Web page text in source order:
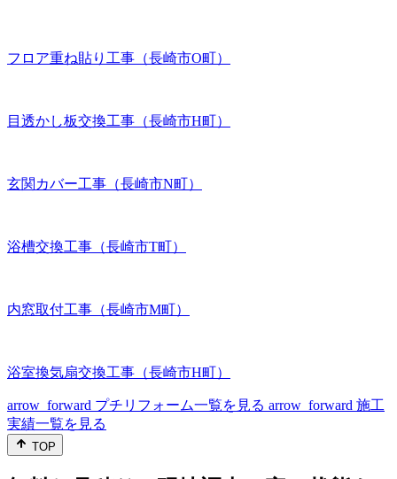
フロア重ね貼り工事（長崎市O町）
目透かし板交換工事（長崎市H町）
玄関カバー工事（長崎市N町）
浴槽交換工事（長崎市T町）
内窓取付工事（長崎市M町）
浴室換気扇交換工事（長崎市H町）
arrow_forward プチリフォーム一覧を見る arrow_forward 施工
実績一覧を見る
TOP